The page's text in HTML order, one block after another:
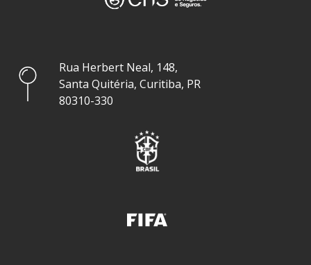
Rua Herbert Neal, 148,
Santa Quitéria, Curitiba, PR
80310-330